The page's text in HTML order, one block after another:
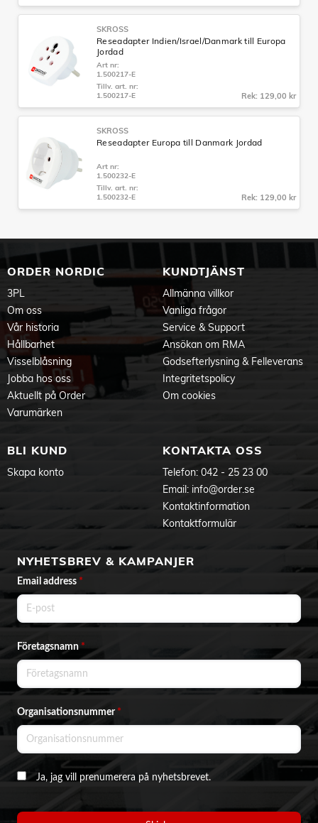
SKROSS
Reseadapter Indien/Israel/Danmark till Europa
Jordad
Art nr:
1.500217-E
Tillv. art. nr:
1.500217-E
Rek: 129,00 kr
SKROSS
Reseadapter Europa till Danmark Jordad
Art nr:
1.500232-E
Tillv. art. nr:
1.500232-E
Rek: 129,00 kr
ORDER NORDIC
3PL
Om oss
Vår historia
Hållbarhet
Visselblåsning
Jobba hos oss
Aktuellt på Order
Varumärken
KUNDTJÄNST
Allmänna villkor
Vanliga frågor
Service & Support
Ansökan om RMA
Godsefterlysning & Felleverans
Integritetspolicy
Om cookies
BLI KUND
Skapa konto
KONTAKTA OSS
Telefon: 042 - 25 23 00
Email: info@order.se
Kontaktinformation
Kontaktformulär
NYHETSBREV & KAMPANJER
Email address *
Företagsnamn*
Organisationsnummer *
Ja, jag vill prenumerera på nyhetsbrevet.